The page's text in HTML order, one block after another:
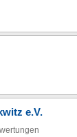
e.V.